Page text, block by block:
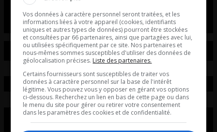
La chronique de Simon Laberge
Vos données à caractère personnel seront traitées, et les
informations liées à votre appareil (cookies, identifiants
uniques et autres types de données) pourront être stockées
et consultées par 66 partenaires, ainsi que partagées avec lui,
ou utilisées spécifiquement par ce site. Nos partenaires et
nous-mêmes sommes susceptibles d'utiliser des données de
géolocalisation précises. Liste des partenaires.
Certains fournisseurs sont susceptibles de traiter vos
données à caractère personnel sur la base de l'intérêt
légitime. Vous pouvez vous y opposer en gérant vos options
ci-dessous. Recherchez un lien en bas de cette page ou dans
le menu du site pour gérer ou retirer votre consentement
dans les paramètres des cookies et de confidentialité.